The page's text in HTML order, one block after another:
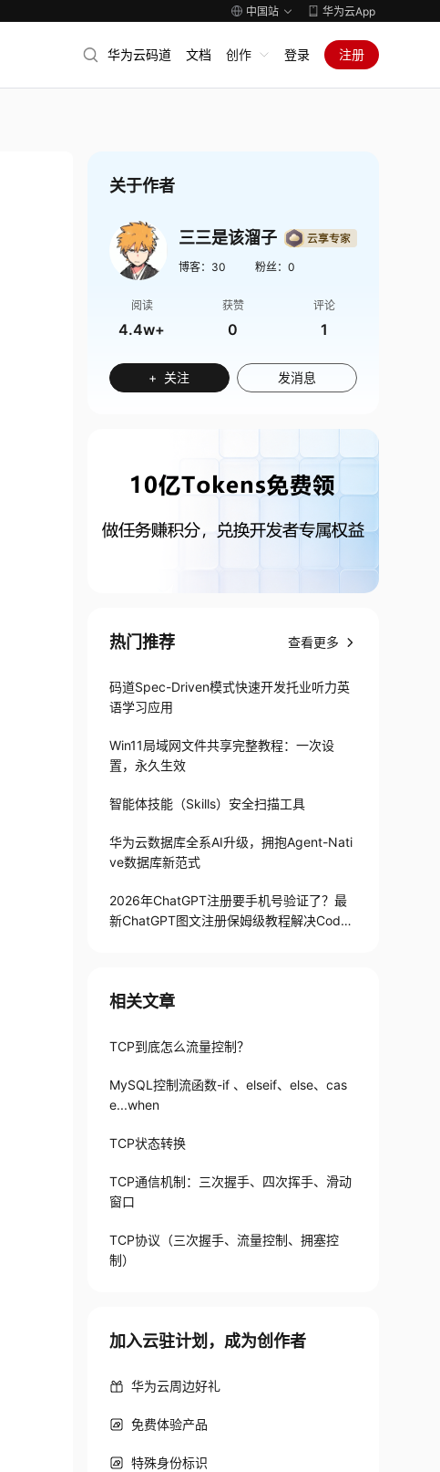
中国站 华为云App
华为云码道 文档 创作 登录 注册
关于作者
三三是该溜子
博客： 30 粉丝： 0
阅读
4.4w+
获赞
0
评论
1
+ 关注 发消息
热门推荐 查看更多
码道Spec-Driven模式快速开发托业听力英
语学习应用
Win11局域网文件共享完整教程：一次设
置，永久生效
智能体技能（Skills）安全扫描工具
华为云数据库全系AI升级，拥抱Agent-Nati
ve数据库新范式
2026年ChatGPT注册要手机号验证了？最
新ChatGPT图文注册保姆级教程解决Codex
相关文章
TCP到底怎么流量控制？
MySQL控制流函数-if 、elseif、else、cas
e...when
TCP状态转换
TCP通信机制：三次握手、四次挥手、滑动
窗口
TCP协议（三次握手、流量控制、拥塞控
制）
加入云驻计划，成为创作者
华为云周边好礼
免费体验产品
特殊身份标识